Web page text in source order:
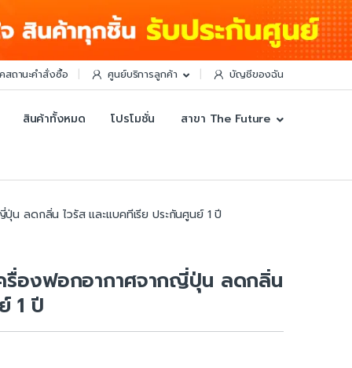
สถานะคำสั่งซื้อ ศูนย์บริการลูกค้า บัญชีของฉัน
สินค้าทั้งหมด โปรโมชั่น สาขา The Future
น ลดกลิ่น ไวรัส และแบคทีเรีย ประกันศูนย์ 1 ปี
องฟอกอากาศจากญี่ปุ่น ลดกลิ่น
1 ปี